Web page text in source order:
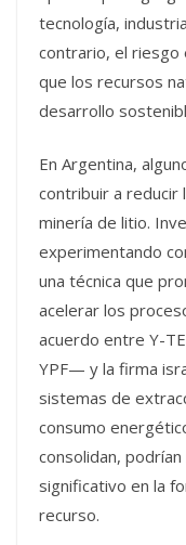
tecnología,
contrario, el riesgo
que los recursos
desarrollo
En Argentina,
contribuir a reducir
minería de litio.
experimentando
una técnica que
acelerar los
acuerdo entre Y-
YPF— y la firma
sistemas de
consumo
consolidan,
significativo en la
recurso.